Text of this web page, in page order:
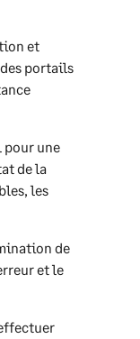
et
portails
pour une
de la
les
de
et le